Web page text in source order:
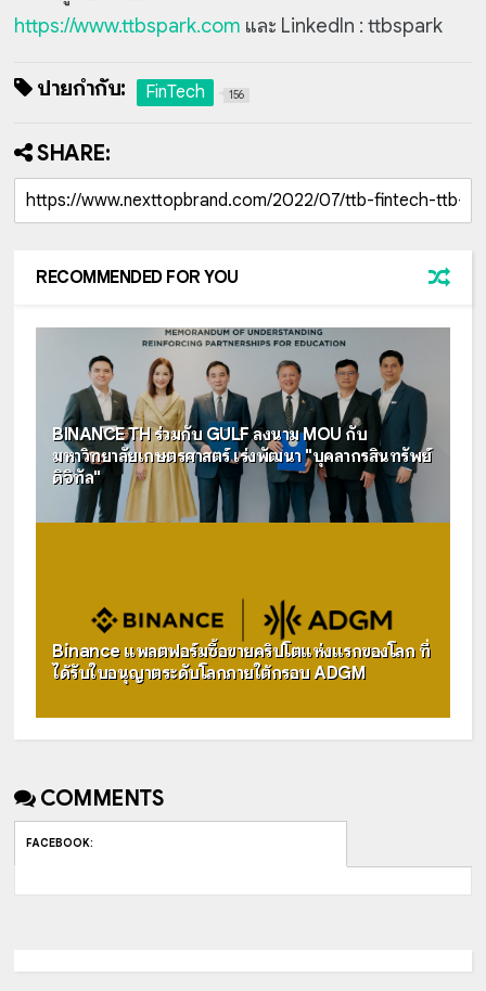
https://www.ttbspark.com และ LinkedIn : ttbspark
ป้ายกำกับ: FinTech 156
SHARE:
RECOMMENDED FOR YOU
BINANCE TH ร่วมกับ GULF ลงนาม MOU กับ
มหาวิทยาลัยเกษตรศาสตร์ เร่งพัฒนา "บุคลากรสินทรัพย์
ดิจิทัล"
Binance แพลตฟอร์มซื้อขายคริปโตแห่งแรกของโลก ที่
ได้รับใบอนุญาตระดับโลกภายใต้กรอบ ADGM
COMMENTS
FACEBOOK: